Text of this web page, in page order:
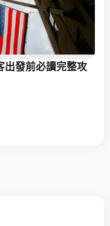
發前必讀完整攻